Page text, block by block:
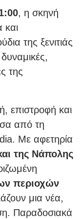
, η σκηνή
και
της ξενιτιάς
της
επιστροφή και
από τη
Με αφετηρία
της Νάπολης
περιοχών
μια νέα,
Παραδοσιακά